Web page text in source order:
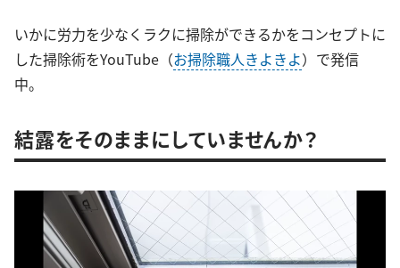
いかに労力を少なくラクに掃除ができるかをコンセプトに
した掃除術をYouTube（お掃除職人きよきよ）で発信
中。
結露をそのままにしていませんか？